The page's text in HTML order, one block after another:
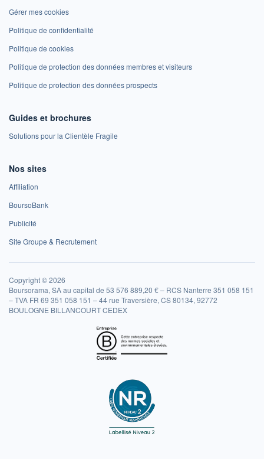
Gérer mes cookies
Politique de confidentialité
Politique de cookies
Politique de protection des données membres et visiteurs
Politique de protection des données prospects
Guides et brochures
Solutions pour la Clientèle Fragile
Nos sites
Affiliation
BoursoBank
Publicité
Site Groupe & Recrutement
Copyright © 2026
Boursorama, SA au capital de 53 576 889,20 € – RCS Nanterre 351 058 151
– TVA FR 69 351 058 151 – 44 rue Traversière, CS 80134, 92772
BOULOGNE BILLANCOURT CEDEX